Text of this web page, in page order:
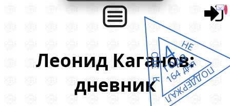
Леонид Каганов:
дневник
Я ЭТО
НЕ
ПОДДЕРЖАЛ
4
года
164 дня